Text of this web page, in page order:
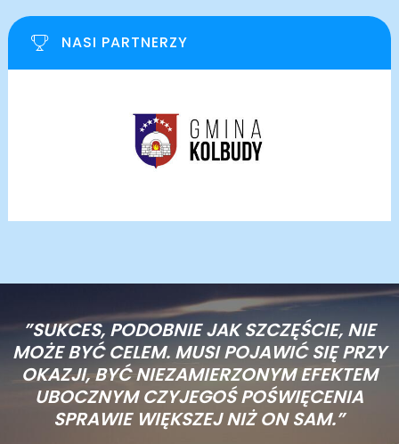
NASI PARTNERZY
”SUKCES, PODOBNIE JAK SZCZĘŚCIE, NIE
MOŻE BYĆ CELEM. MUSI POJAWIĆ SIĘ PRZY
OKAZJI, BYĆ NIEZAMIERZONYM EFEKTEM
UBOCZNYM CZYJEGOŚ POŚWIĘCENIA
SPRAWIE WIĘKSZEJ NIŻ ON SAM.”